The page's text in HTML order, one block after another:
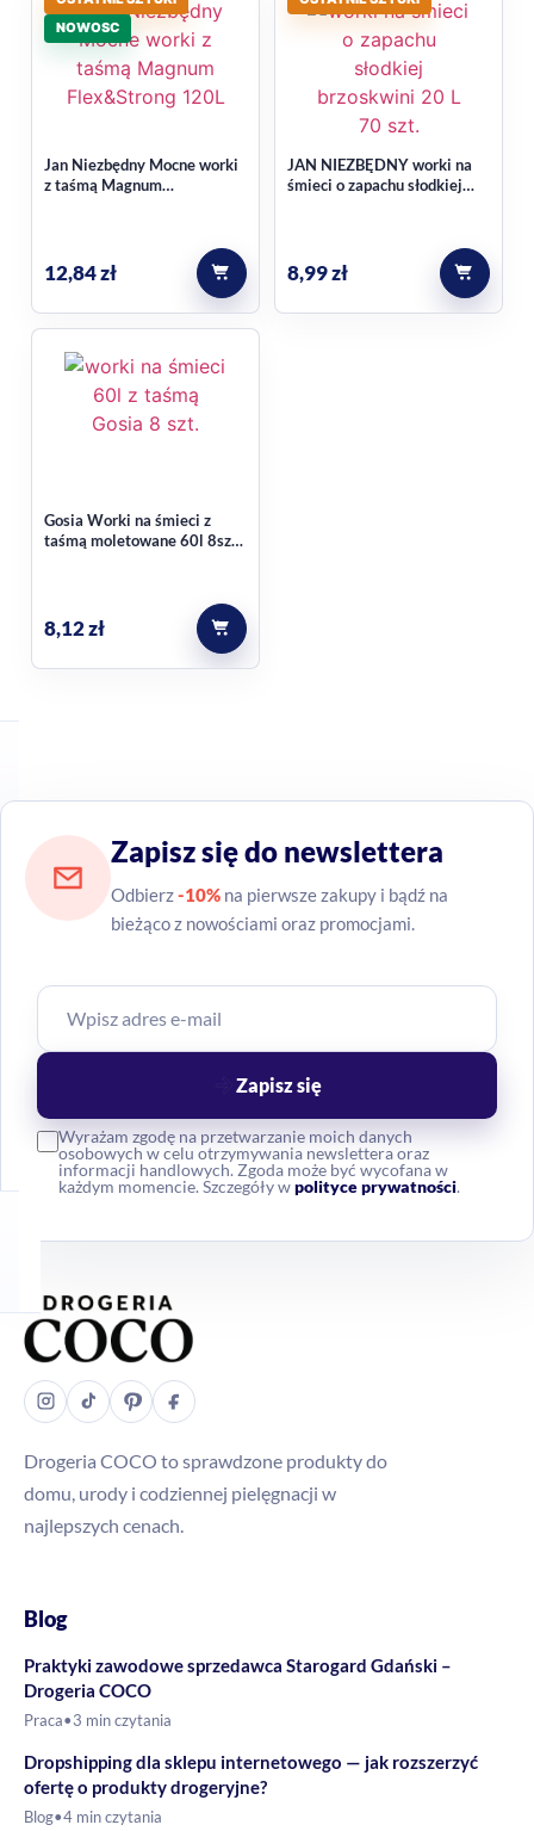
wyniesieniem.
W przypadku produktów do sprzątania warto stosować je
zgodnie z przeznaczeniem i zaleceniami na opakowaniu.
NOWOSC
Jan Niezbędny Mocne worki
z taśmą Magnum
12,84zł
JAN NIEZBĘDNY worki na
śmieci o zapachu słodkiej
8,99zł
Gosia Worki na śmieci z
taśmą moletowane 60l 8szt
8,12zł
Zapisz się do newslettera
Odbierz-10% na pierwsze zakupy i bądź na
bieżąco z nowościami oraz promocjami.
Wyrażam zgodę na przetwarzanie moich danych
osobowych w celu otrzymywania newslettera oraz
informacji handlowych. Zgoda może być wycofana w
każdym momencie. Szczegóły wpolityce prywatności.
Zapisz się
Drogeria COCO to sprawdzone produkty do
domu, urody i codziennej pielęgnacji w
najlepszych cenach.
Blog
Praktyki zawodowe sprzedawca Starogard Gdański –
Drogeria COCO
Praca•3 min czytania
Dropshipping dla sklepu internetowego — jak rozszerzyć
ofertę o produkty drogeryjne?
Blog•4 min czytania